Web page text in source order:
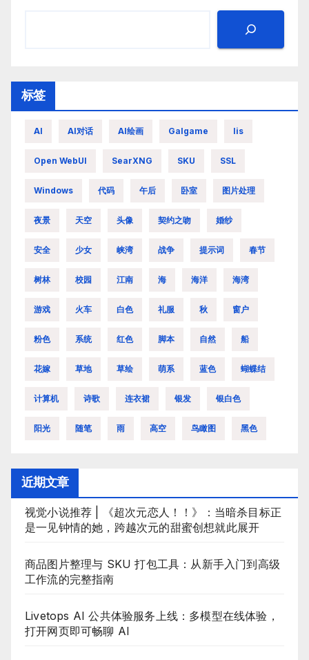
标签
AI AI对话 AI绘画 Galgame Iis
Open WebUI SearXNG SKU SSL
Windows 代码 午后 卧室 图片处理
夜景 天空 头像 契约之吻 婚纱
安全 少女 峡湾 战争 提示词 春节
树林 校园 江南 海 海洋 海湾
游戏 火车 白色 礼服 秋 窗户
粉色 系统 红色 脚本 自然 船
花嫁 草地 草绘 萌系 蓝色 蝴蝶结
计算机 诗歌 连衣裙 银发 银白色
阳光 随笔 雨 高空 鸟瞰图 黑色
近期文章
视觉小说推荐 | 《超次元恋人！！》：当暗杀目标正
是一见钟情的她，跨越次元的甜蜜创想就此展开
商品图片整理与 SKU 打包工具：从新手入门到高级
工作流的完整指南
Livetops AI 公共体验服务上线：多模型在线体验，
打开网页即可畅聊 AI